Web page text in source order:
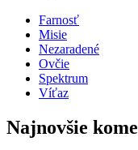
Farnosť
Misie
Nezaradené
Ovčie
Spektrum
Víťaz
Najnovšie